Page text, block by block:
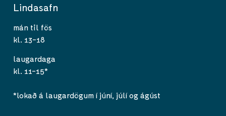
Lindasafn
mán til fös
kl. 13-18
laugardaga
kl. 11-15*
*lokað á laugardögum í júní, júlí og ágúst